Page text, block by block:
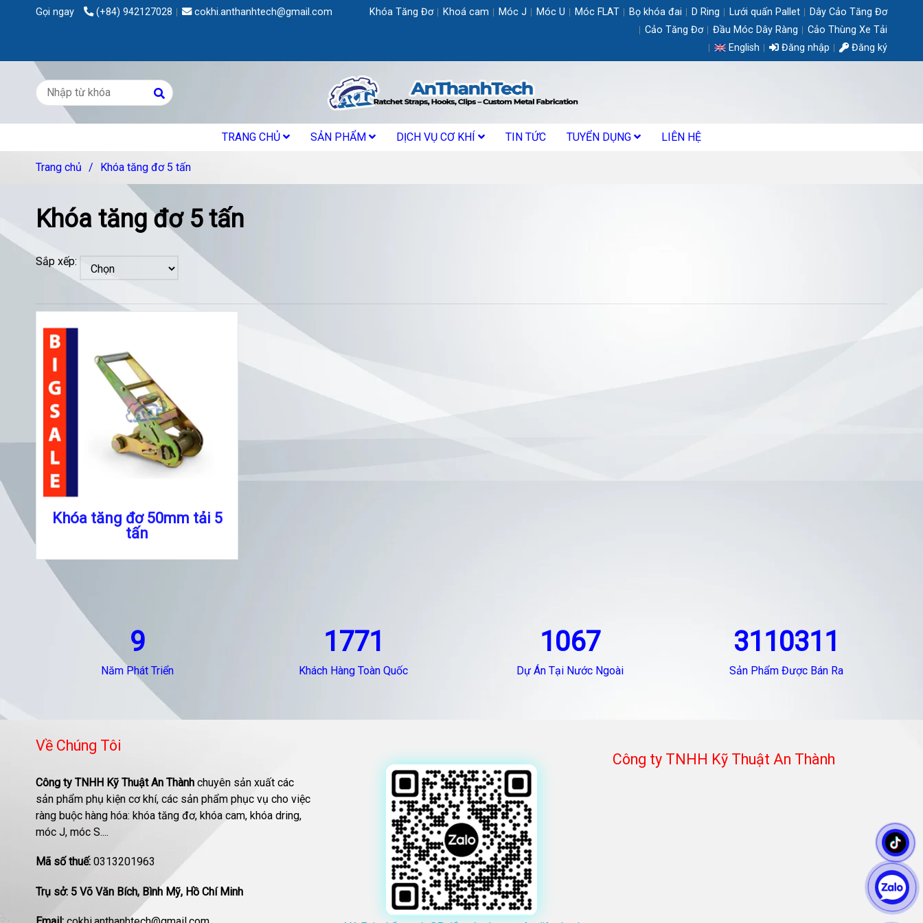
Gọi ngay (+84) 942127028 cokhi.anthanhtech@gmail.com Khóa Tăng Đơ Khoá cam Móc J Móc U Móc FLAT Bọ khóa đai D Ring Lưới quấn Pallet
Dây Cảo Tăng Đơ
Cảo Tăng Đơ
Đầu Móc Dây Ràng
Cảo Thùng Xe Tải
English
Đăng nhập Đăng ký
TRANG CHỦ SẢN PHẨM DỊCH VỤ CƠ KHÍ TIN TỨC TUYỂN DỤNG LIÊN HỆ
Trang chủ / Khóa tăng đơ 5 tấn
Khóa tăng đơ 5 tấn
Sắp xếp:
Khóa tăng đơ 50mm tải 5
tấn
9
Năm Phát Triển
1771
Khách Hàng Toàn Quốc
1067
Dự Án Tại Nước Ngoài
3110311
Sản Phẩm Được Bán Ra
Về Chúng Tôi
Công ty TNHH Kỹ Thuật An Thành chuyên sản xuất các
sản phẩm phụ kiện cơ khí, các sản phẩm phục vụ cho việc
ràng buộc hàng hóa: khóa tăng đơ, khóa cam, khóa dring,
móc J, móc S....
Mã số thuế: 0313201963
Trụ sở: 5 Võ Văn Bích, Bình Mỹ, Hồ Chí Minh
Công ty TNHH Kỹ Thuật An Thành